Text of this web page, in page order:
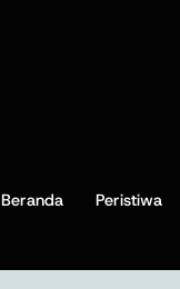
Beranda Peristiwa